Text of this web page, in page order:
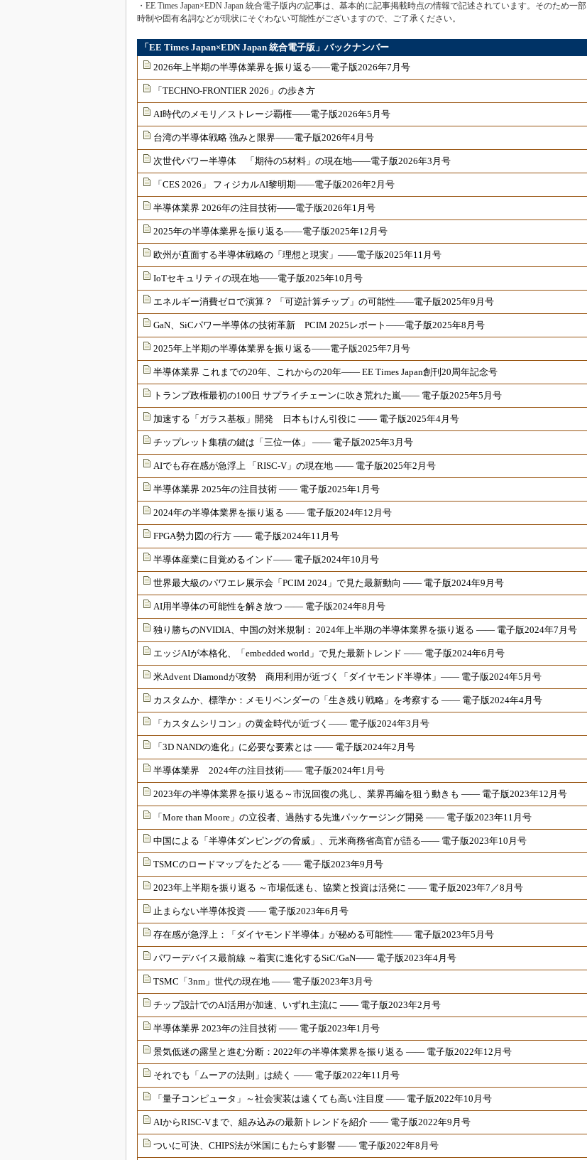
・EE Times Japan×EDN Japan 統合電子版内の記事は、基本的に記事掲載時点の情報で記述されています。そのため一部
時制や固有名詞などが現状にそぐわない可能性がございますので、ご了承ください。
「EE Times Japan×EDN Japan 統合電子版」バックナンバー
2026年上半期の半導体業界を振り返る――電子版2026年7月号
「TECHNO-FRONTIER 2026」の歩き方
AI時代のメモリ／ストレージ覇権――電子版2026年5月号
台湾の半導体戦略 強みと限界――電子版2026年4月号
次世代パワー半導体 「期待の5材料」の現在地――電子版2026年3月号
「CES 2026」 フィジカルAI黎明期――電子版2026年2月号
半導体業界 2026年の注目技術――電子版2026年1月号
2025年の半導体業界を振り返る――電子版2025年12月号
欧州が直面する半導体戦略の「理想と現実」――電子版2025年11月号
IoTセキュリティの現在地――電子版2025年10月号
エネルギー消費ゼロで演算？ 「可逆計算チップ」の可能性――電子版2025年9月号
GaN、SiCパワー半導体の技術革新 PCIM 2025レポート――電子版2025年8月号
2025年上半期の半導体業界を振り返る――電子版2025年7月号
半導体業界 これまでの20年、これからの20年―― EE Times Japan創刊20周年記念号
トランプ政権最初の100日 サプライチェーンに吹き荒れた嵐―― 電子版2025年5月号
加速する「ガラス基板」開発 日本もけん引役に ―― 電子版2025年4月号
チップレット集積の鍵は「三位一体」 ―― 電子版2025年3月号
AIでも存在感が急浮上 「RISC-V」の現在地 ―― 電子版2025年2月号
半導体業界 2025年の注目技術 ―― 電子版2025年1月号
2024年の半導体業界を振り返る ―― 電子版2024年12月号
FPGA勢力図の行方 ―― 電子版2024年11月号
半導体産業に目覚めるインド―― 電子版2024年10月号
世界最大級のパワエレ展示会「PCIM 2024」で見た最新動向 ―― 電子版2024年9月号
AI用半導体の可能性を解き放つ ―― 電子版2024年8月号
独り勝ちのNVIDIA、中国の対米規制： 2024年上半期の半導体業界を振り返る ―― 電子版2024年7月号
エッジAIが本格化、「embedded world」で見た最新トレンド ―― 電子版2024年6月号
米Advent Diamondが攻勢 商用利用が近づく「ダイヤモンド半導体」―― 電子版2024年5月号
カスタムか、標準か：メモリベンダーの「生き残り戦略」を考察する ―― 電子版2024年4月号
「カスタムシリコン」の黄金時代が近づく―― 電子版2024年3月号
「3D NANDの進化」に必要な要素とは ―― 電子版2024年2月号
半導体業界 2024年の注目技術―― 電子版2024年1月号
2023年の半導体業界を振り返る～市況回復の兆し、業界再編を狙う動きも ―― 電子版2023年12月号
「More than Moore」の立役者、過熱する先進パッケージング開発 ―― 電子版2023年11月号
中国による「半導体ダンピングの脅威」、元米商務省高官が語る―― 電子版2023年10月号
TSMCのロードマップをたどる ―― 電子版2023年9月号
2023年上半期を振り返る ～市場低迷も、協業と投資は活発に ―― 電子版2023年7／8月号
止まらない半導体投資 ―― 電子版2023年6月号
存在感が急浮上：「ダイヤモンド半導体」が秘める可能性―― 電子版2023年5月号
パワーデバイス最前線 ～着実に進化するSiC/GaN―― 電子版2023年4月号
TSMC「3nm」世代の現在地 ―― 電子版2023年3月号
チップ設計でのAI活用が加速、いずれ主流に ―― 電子版2023年2月号
半導体業界 2023年の注目技術 ―― 電子版2023年1月号
景気低迷の露呈と進む分断：2022年の半導体業界を振り返る ―― 電子版2022年12月号
それでも「ムーアの法則」は続く ―― 電子版2022年11月号
「量子コンピュータ」～社会実装は遠くても高い注目度 ―― 電子版2022年10月号
AIからRISC-Vまで、組み込みの最新トレンドを紹介 ―― 電子版2022年9月号
ついに可決、CHIPS法が米国にもたらす影響 ―― 電子版2022年8月号